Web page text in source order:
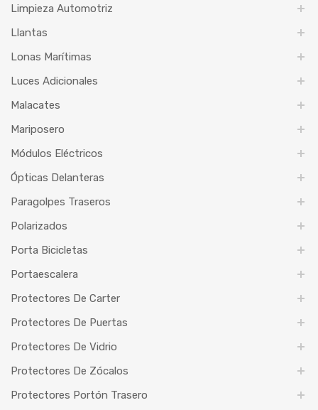
Limpieza Automotriz
Llantas
Lonas Marítimas
Luces Adicionales
Malacates
Mariposero
Módulos Eléctricos
Ópticas Delanteras
Paragolpes Traseros
Polarizados
Porta Bicicletas
Portaescalera
Protectores De Carter
Protectores De Puertas
Protectores De Vidrio
Protectores De Zócalos
Protectores Portón Trasero